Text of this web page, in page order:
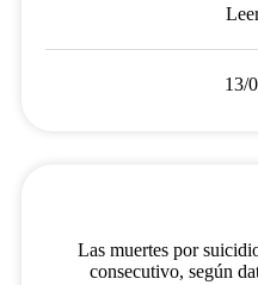
13/
Las muertes por
consecutivo, según